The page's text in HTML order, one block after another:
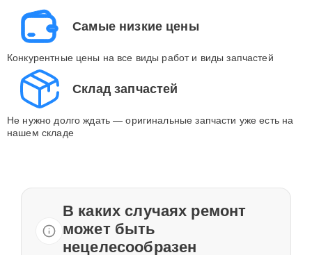
Самые низкие цены
Конкурентные цены на все виды работ и виды запчастей
Склад запчастей
Не нужно долго ждать — оригинальные запчасти уже есть на
нашем складе
В каких случаях ремонт
может быть
нецелесообразен